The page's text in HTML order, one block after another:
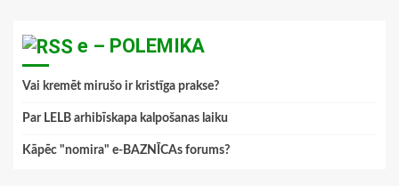
e – POLEMIKA
Vai kremēt mirušo ir kristīga prakse?
Par LELB arhibīskapa kalpošanas laiku
Kāpēc "nomira" e-BAZNĪCAs forums?